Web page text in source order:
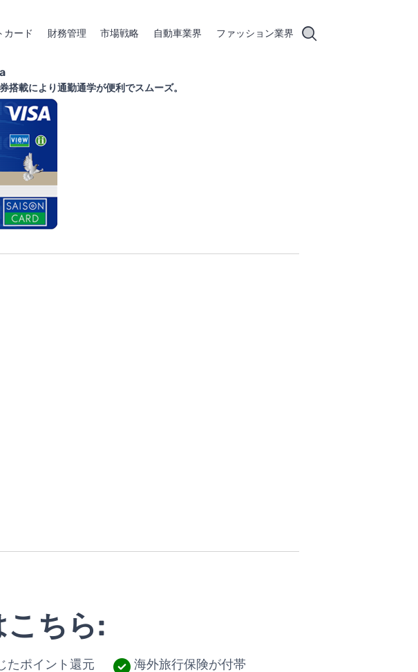
カード 財務管理 市場戦略 自動車業界 ファッション業界
載により通勤通学が便利でスムーズ。
こちら:
たポイント還元 海外旅行保険が付帯